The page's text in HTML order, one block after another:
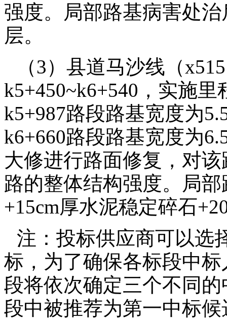
强度。局部路基病害处
层。
（3）县道马沙线（
k5+450~k6+540，实施
k5+987路段路基宽度为
k6+660路段路基宽度为
大修进行路面修复，对
路的整体结构强度。局
+15cm厚水泥稳定碎石
注：投标供应商可以选
标，为了确保各标段中
段将依次确定三个不同
段中被推荐为第一中标